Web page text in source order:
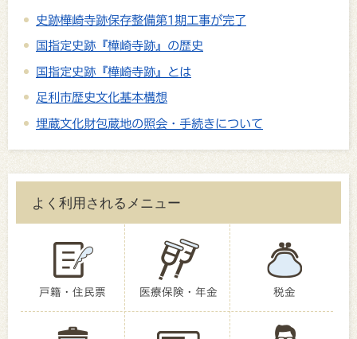
史跡樺崎寺跡保存整備第1期工事が完了
国指定史跡『樺崎寺跡』の歴史
国指定史跡『樺崎寺跡』とは
足利市歴史文化基本構想
埋蔵文化財包蔵地の照会・手続きについて
よく利用されるメニュー
戸籍・住民票 医療保険・年金 税金